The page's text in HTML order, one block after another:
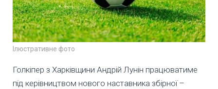
Ілюстративне фото
Голкіпер з Харківщини Андрій Лунін працюватиме
під керівництвом нового наставника збірної –